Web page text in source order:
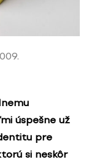
úspešne už
pre
si neskôr